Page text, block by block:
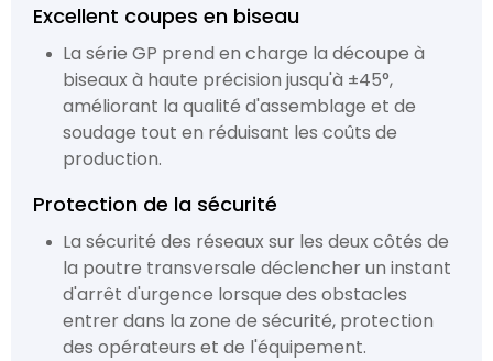
Excellent coupes en biseau
La série GP prend en charge la découpe à
biseaux à haute précision jusqu'à ±45°,
améliorant la qualité d'assemblage et de
soudage tout en réduisant les coûts de
production.
Protection de la sécurité
La sécurité des réseaux sur les deux côtés de
la poutre transversale déclencher un instant
d'arrêt d'urgence lorsque des obstacles
entrer dans la zone de sécurité, protection
des opérateurs et de l'équipement.